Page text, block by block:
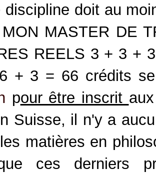
discipline doit au
MASTER DE
REELS 3 + 3 +
+ 3 = 66 crédits
pour être inscrit
Suisse, il n'y a
matières en
ces derniers